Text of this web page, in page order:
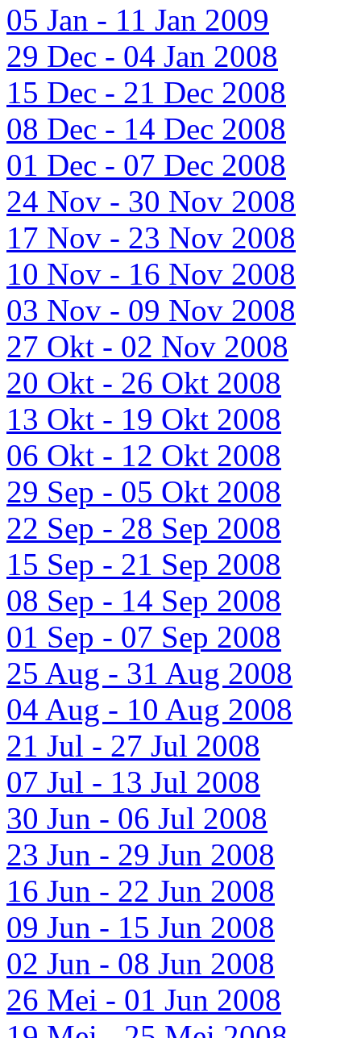
05 Jan - 11 Jan 2009
29 Dec - 04 Jan 2008
15 Dec - 21 Dec 2008
08 Dec - 14 Dec 2008
01 Dec - 07 Dec 2008
24 Nov - 30 Nov 2008
17 Nov - 23 Nov 2008
10 Nov - 16 Nov 2008
03 Nov - 09 Nov 2008
27 Okt - 02 Nov 2008
20 Okt - 26 Okt 2008
13 Okt - 19 Okt 2008
06 Okt - 12 Okt 2008
29 Sep - 05 Okt 2008
22 Sep - 28 Sep 2008
15 Sep - 21 Sep 2008
08 Sep - 14 Sep 2008
01 Sep - 07 Sep 2008
25 Aug - 31 Aug 2008
04 Aug - 10 Aug 2008
21 Jul - 27 Jul 2008
07 Jul - 13 Jul 2008
30 Jun - 06 Jul 2008
23 Jun - 29 Jun 2008
16 Jun - 22 Jun 2008
09 Jun - 15 Jun 2008
02 Jun - 08 Jun 2008
26 Mei - 01 Jun 2008